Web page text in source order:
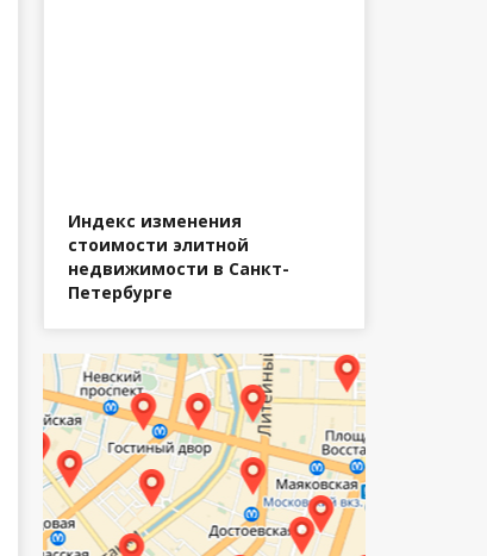
Индекс изменения
стоимости элитной
недвижимости в Санкт-
Петербурге